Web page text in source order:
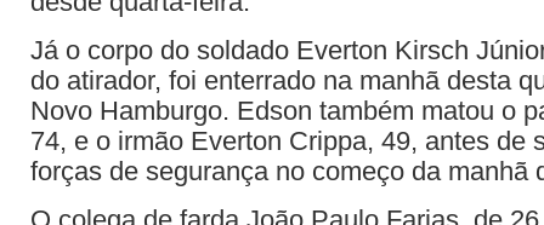
Já o corpo do soldado Everton Kirsch
do atirador, foi enterrado na manhã desta
Novo Hamburgo. Edson também matou o
74, e o irmão Everton Crippa, 49, antes de
forças de segurança no começo da manhã